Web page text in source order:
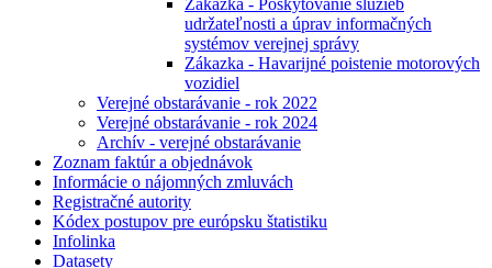
udržateľnosti a úprav informačných
systémov verejnej správy
Zákazka - Havarijné poistenie motorových
vozidiel
Verejné obstarávanie - rok 2022
Verejné obstarávanie - rok 2024
Archív - verejné obstarávanie
Zoznam faktúr a objednávok
Informácie o nájomných zmluvách
Registračné autority
Kódex postupov pre európsku štatistiku
Infolinka
Datasety